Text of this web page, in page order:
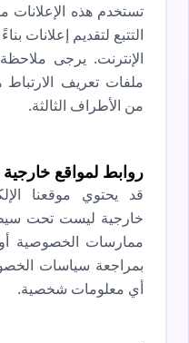
تستخدم هذه الإعلانات
التتبع لتقديم إعلانات
الإنترنت. يرجى
ملفات تعريف الارتباط
من الأطراف الثالثة.
روابط لمواقع خارجية
قد يحتوي موقعنا
خارجية ليست تحت
ممارسات الخصوصية
بمراجعة سياسات
أي معلومات شخصية.